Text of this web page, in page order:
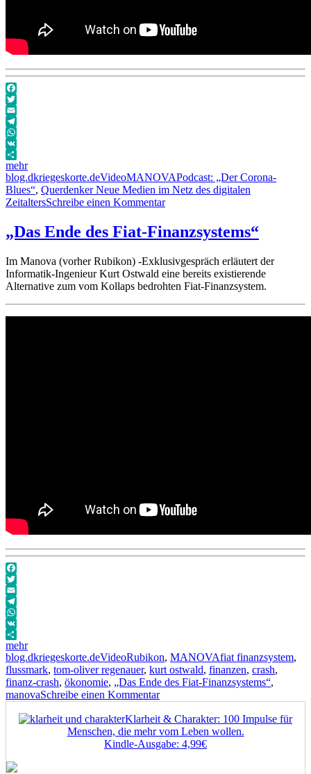
Facebook
Twitter
Email
Telegram
WhatsApp
VK
mehr
Autor
blog.dkriegeskorte.deVeröffentlicht
am
Format
VideoKategorien
MANOVASchlagwörter
Podcast: „Der Corona-
Blues“, Querdenker Neue Medien im Netz des digitalen
ZeitaltersSchreibe einen Kommentarzu
Corona-
„Das Ende des Fiat-Finanzsystems“
Im Manova (vorher Rubikon) -Exklusivgespräch erläutert der
Informatik-Ingenieur Kurt Ostwald eine bereits existierende
Alternative zum vom Kollaps bedrohten Fiat-Finanzsystem.
Facebook
Twitter
Email
Telegram
WhatsApp
VK
mehr
Autor
blog.dkriegeskorte.deVeröffentlicht
am
Format
VideoKategorien
Rubikon, MANOVASchlagwörter
fiat finanzsystem,
flussmark, tom-oliver regenauer, kurt ostwald, finanzen, crash,
finanz-crash, ökonomie, „Das Ende des Fiat-Finanzsystems“,
manovaSchreibe einen Kommentarzu
Ende
des
Fiat-
Klarheit & Charakter: 100 Impulse für
Menschen, die mehr vom Leben wollen.
Kindle-Ausgabe: 4,99€